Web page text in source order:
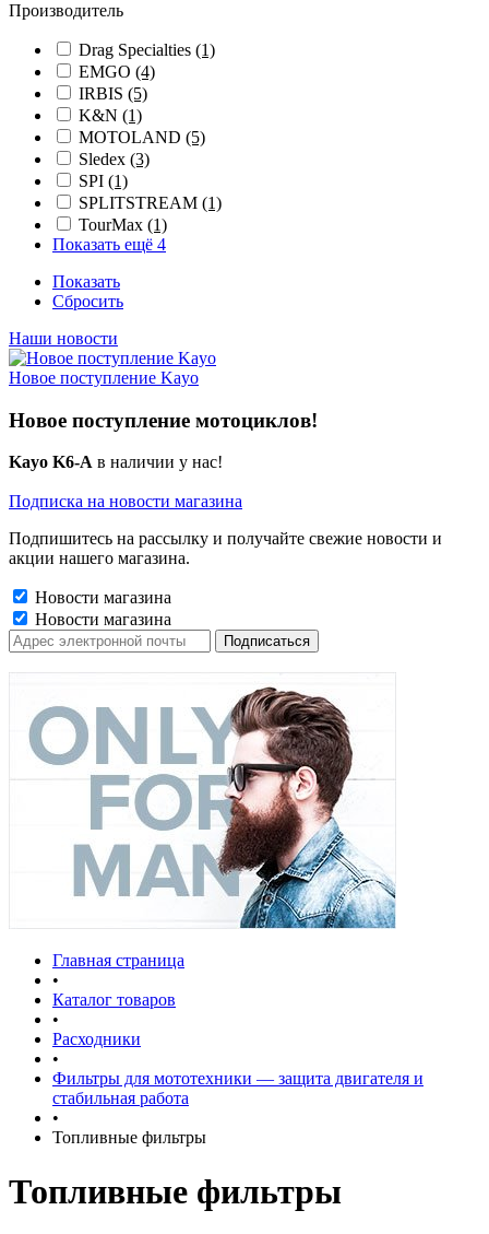
Производитель
Drag Specialties (1)
EMGO (4)
IRBIS (5)
K&N (1)
MOTOLAND (5)
Sledex (3)
SPI (1)
SPLITSTREAM (1)
TourMax (1)
Показать ещё 4
Показать
Сбросить
Наши новости
Новое поступление Kayo
Новое поступление мотоциклов!
Kayo K6-A в наличии у нас!
Подписка на новости магазина
Подпишитесь на рассылку и получайте свежие новости и
акции нашего магазина.
Новости магазина
Новости магазина
Главная страница
•
Каталог товаров
•
Расходники
•
Фильтры для мототехники — защита двигателя и
стабильная работа
•
Топливные фильтры
Топливные фильтры